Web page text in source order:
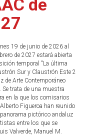
de
19 de junio de 2026 al
de 2027 estará abierta
temporal "La última
Sur y Claustrón Este 2
de Arte Contemporáneo
Se trata de una muestra
en la que los comisarios
Figueroa han reunido
pictórico andaluz
entre los que se
Valverde, Manuel M.